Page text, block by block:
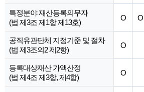
특정분야 재산등록의무자
(법 제3조 제1항 제13호)
O O
공직유관단체 지정기준 및 절차
(법 제3조의2 제2항)
O
등록대상재산 가액산정
(법 제4조 제3항, 제4항)
O